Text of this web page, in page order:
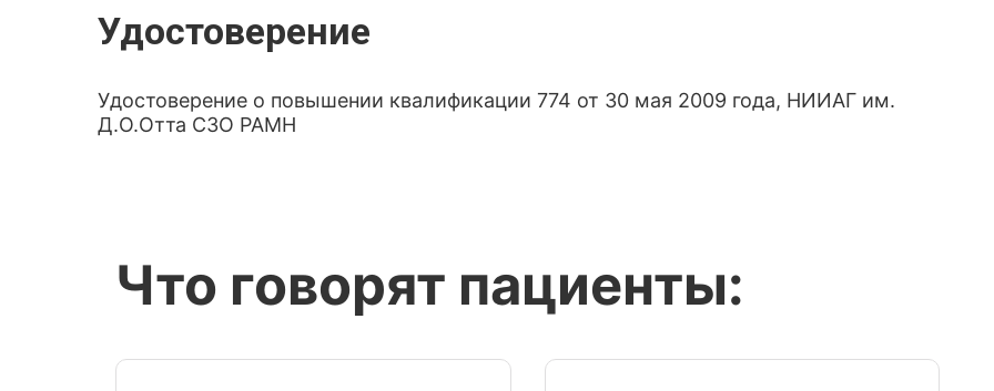
Удостоверение
Удостоверение о повышении квалификации 774 от 30 мая 2009 года, НИИАГ им.
Д.О.Отта СЗО РАМН
Что говорят пациенты: